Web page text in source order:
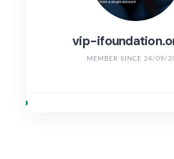
vip-
MEMBER SINCE 24/09/